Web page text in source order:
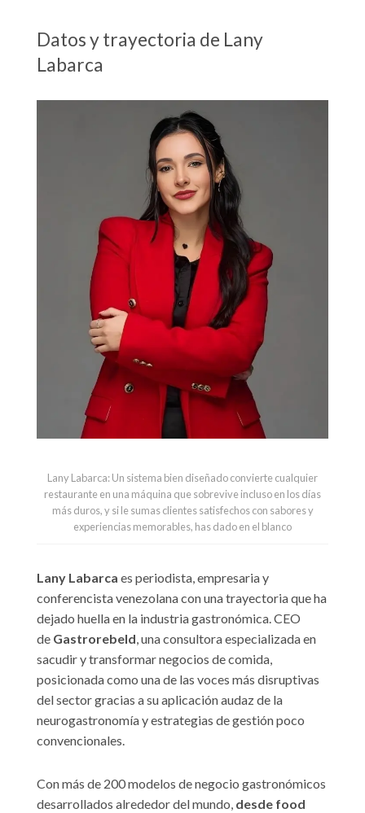
Datos y trayectoria de Lany
Labarca
Lany Labarca: Un sistema bien diseñado convierte cualquier
restaurante en una máquina que sobrevive incluso en los días
más duros, y si le sumas clientes satisfechos con sabores y
experiencias memorables, has dado en el blanco
Lany Labarca es periodista, empresaria y
conferencista venezolana con una trayectoria que ha
dejado huella en la industria gastronómica. CEO
de Gastrorebeld , una consultora especializada en
sacudir y transformar negocios de comida,
posicionada como una de las voces más disruptivas
del sector gracias a su aplicación audaz de la
neurogastronomía y estrategias de gestión poco
convencionales.
Con más de 200 modelos de negocio gastronómicos
desarrollados alrededor del mundo, desde food